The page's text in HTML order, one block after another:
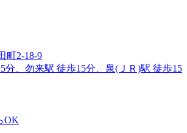
町2-18-9
分、勿来駅 徒歩15分、泉(ＪＲ)駅 徒歩15
OK